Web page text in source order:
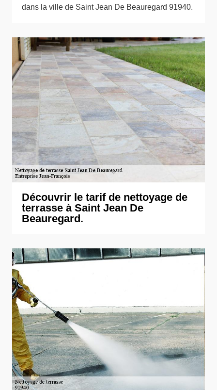
dans la ville de Saint Jean De Beauregard 91940.
Découvrir le tarif de nettoyage de
terrasse à Saint Jean De
Beauregard.